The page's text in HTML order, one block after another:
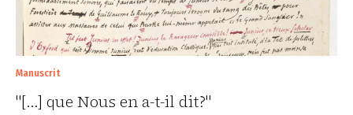
Manuscrit
"[...] que Nous en a-t-il dit?"